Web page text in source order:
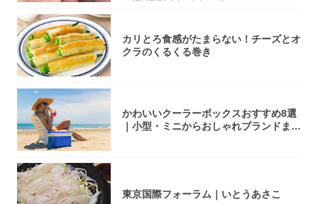
カリとろ食感がたまらない！チーズとオ
クラのくるくる巻き
かわいいクーラーボックスおすすめ8選
｜小型・ミニからおしゃれブランドまで
東京国際フォーラム｜いとうあさこ